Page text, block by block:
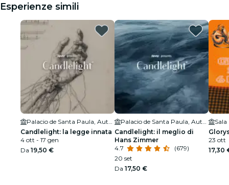
Esperienze simili
Palacio de Santa Paula, Autograph Collection Hotels
Candlelight: la legge innata
4 ott - 17 gen
Da 19,50 €
Palacio de Santa Paula, Autograph Collection Hotels
Candlelight: il meglio di
Hans Zimmer
4.7
(679)
20 set
Da 17,50 €
Sala
23 ott
17,30